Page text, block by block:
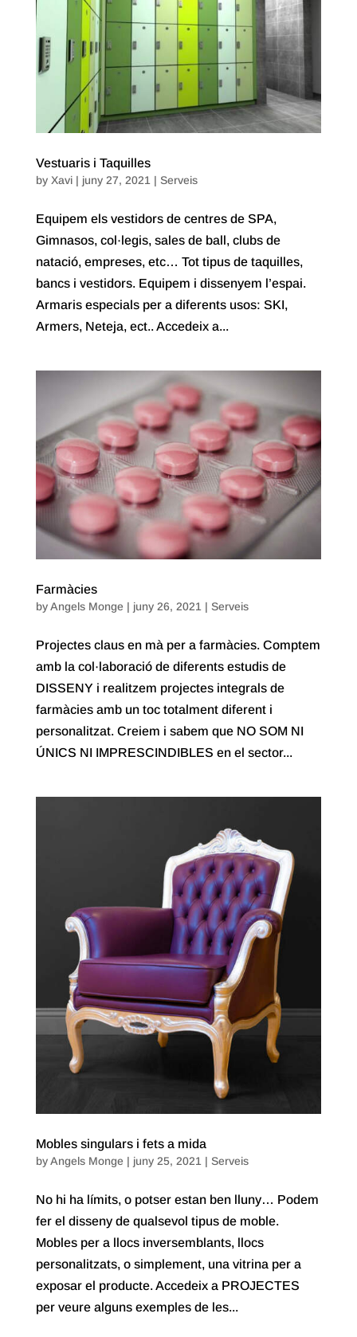
Vestuaris i Taquilles
by Xavi| juny 27, 2021 | Serveis
Equipem els vestidors de centres de SPA,
Gimnasos, col·legis, sales de ball, clubs de
natació, empreses, etc… Tot tipus de taquilles,
bancs i vestidors. Equipem i dissenyem l’espai.
Armaris especials per a diferents usos: SKI,
Armers, Neteja, ect.. Accedeix a...
Farmàcies
byAngels Monge | juny 26, 2021 | Serveis
Projectes claus en mà per a farmàcies. Comptem
amb la col·laboració de diferents estudis de
DISSENY i realitzem projectes integrals de
farmàcies amb un toc totalment diferent i
personalitzat. Creiem i sabem que NO SOM NI
ÚNICS NI IMPRESCINDIBLES en el sector...
Mobles singulars i fets a mida
byAngels Monge | juny 25, 2021 | Serveis
No hi ha límits, o potser estan ben lluny… Podem
fer el disseny de qualsevol tipus de moble.
Mobles per a llocs inversemblants, llocs
personalitzats, o simplement, una vitrina per a
exposar el producte. Accedeix a PROJECTES
per veure alguns exemples de les...